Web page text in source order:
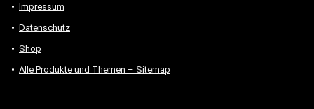
Impressum
Datenschutz
Shop
Alle Produkte und Themen – Sitemap